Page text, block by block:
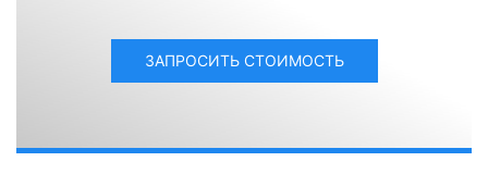
ЗАПРОСИТЬ СТОИМОСТЬ